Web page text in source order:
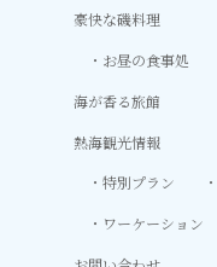
豪快な磯料理
お昼の食事処
海が香る旅館
熱海観光情報
特別プラン
ワーケーション